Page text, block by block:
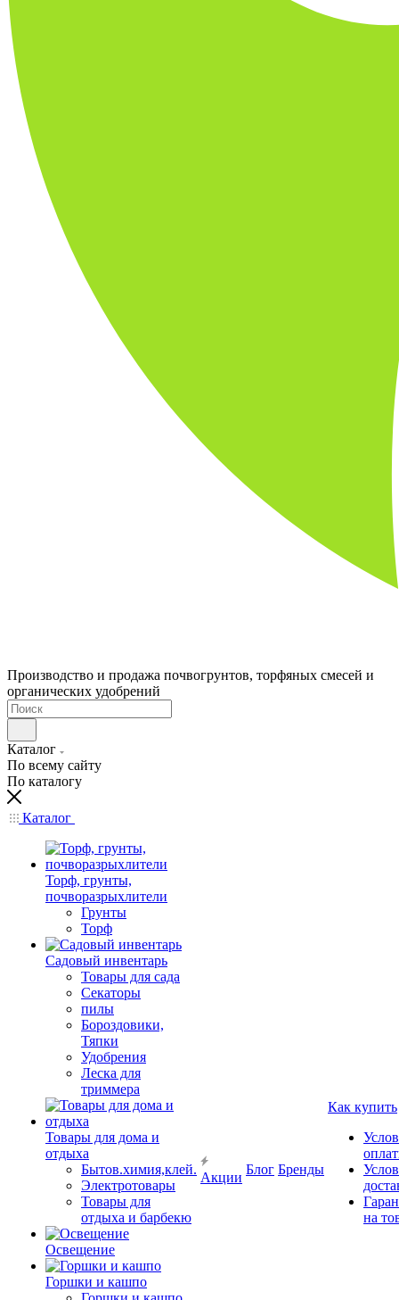
Производство и продажа почвогрунтов, торфяных смесей и
органических удобрений
Каталог
По всему сайту
По каталогу
Каталог
Торф, грунты,
почворазрыхлители
Грунты
Торф
Садовый инвентарь
Товары для сада
Секаторы
пилы
Бороздовики,
Тяпки
Удобрения
Леска для
триммера
Товары для дома и
отдыха
Бытов.химия,клей.
Электротовары
Товары для
отдыха и барбекю
Освещение
Горшки и кашпо
Акции
Блог Бренды
Как купить
на